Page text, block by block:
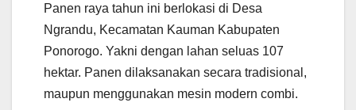
Panen raya tahun ini berlokasi di Desa
Ngrandu, Kecamatan Kauman Kabupaten
Ponorogo. Yakni dengan lahan seluas 107
hektar. Panen dilaksanakan secara tradisional,
maupun menggunakan mesin modern combi.